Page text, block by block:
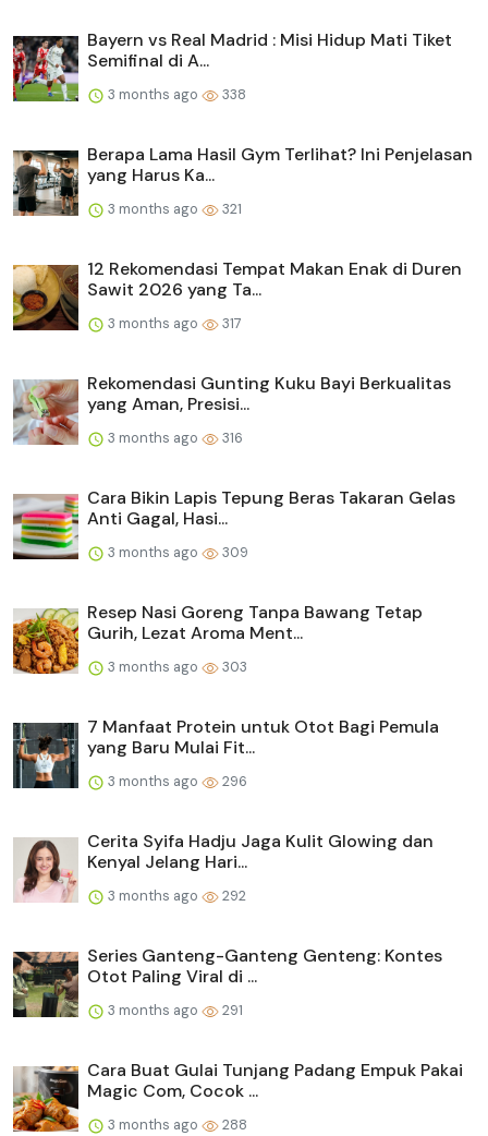
Bayern vs Real Madrid : Misi Hidup Mati Tiket
Semifinal di A...
3 months ago 338
Berapa Lama Hasil Gym Terlihat? Ini Penjelasan
yang Harus Ka...
3 months ago 321
12 Rekomendasi Tempat Makan Enak di Duren
Sawit 2026 yang Ta...
3 months ago 317
Rekomendasi Gunting Kuku Bayi Berkualitas
yang Aman, Presisi...
3 months ago 316
Cara Bikin Lapis Tepung Beras Takaran Gelas
Anti Gagal, Hasi...
3 months ago 309
Resep Nasi Goreng Tanpa Bawang Tetap
Gurih, Lezat Aroma Ment...
3 months ago 303
7 Manfaat Protein untuk Otot Bagi Pemula
yang Baru Mulai Fit...
3 months ago 296
Cerita Syifa Hadju Jaga Kulit Glowing dan
Kenyal Jelang Hari...
3 months ago 292
Series Ganteng-Ganteng Genteng: Kontes
Otot Paling Viral di ...
3 months ago 291
Cara Buat Gulai Tunjang Padang Empuk Pakai
Magic Com, Cocok ...
3 months ago 288